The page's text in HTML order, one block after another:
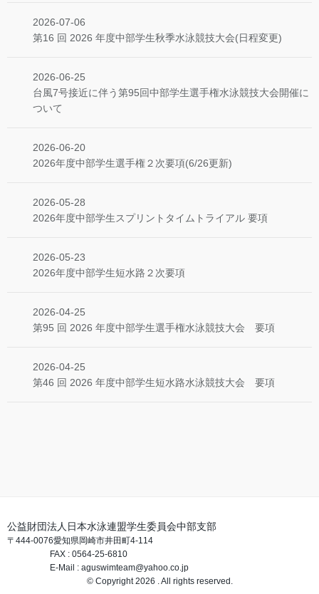
2026-07-06
第16 回 2026 年度中部学生秋季水泳競技大会(日程変更)
2026-06-25
台風7号接近に伴う第95回中部学生選手権水泳競技大会開催に
ついて
2026-06-20
2026年度中部学生選手権２次要項(6/26更新)
2026-05-28
2026年度中部学生スプリントタイムトライアル 要項
2026-05-23
2026年度中部学生短水路２次要項
2026-04-25
第95 回 2026 年度中部学生選手権水泳競技大会 要項
2026-04-25
第46 回 2026 年度中部学生短水路水泳競技大会 要項
公益財団法人日本水泳連盟学生委員会中部支部
〒444-0076愛知県岡崎市井田町4-114
FAX : 0564-25-6810
E-Mail : aguswimteam@yahoo.co.jp
© Copyright 2026 . All rights reserved.